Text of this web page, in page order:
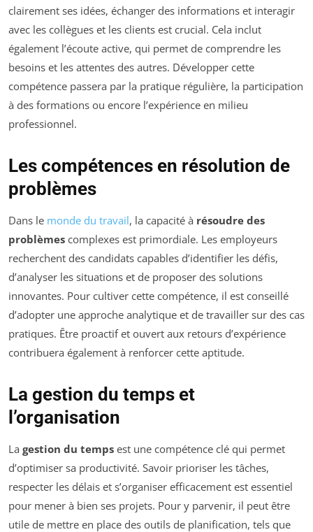
clairement ses idées, échanger des informations et interagir
avec les collègues et les clients est crucial. Cela inclut
également l’écoute active, qui permet de comprendre les
besoins et les attentes des autres. Développer cette
compétence passera par la pratique régulière, la participation
à des formations ou encore l’expérience en milieu
professionnel.
Les compétences en résolution de
problèmes
Dans le monde du travail, la capacité à résoudre des
problèmes complexes est primordiale. Les employeurs
recherchent des candidats capables d’identifier les défis,
d’analyser les situations et de proposer des solutions
innovantes. Pour cultiver cette compétence, il est conseillé
d’adopter une approche analytique et de travailler sur des cas
pratiques. Être proactif et ouvert aux retours d’expérience
contribuera également à renforcer cette aptitude.
La gestion du temps et
l’organisation
La gestion du temps est une compétence clé qui permet
d’optimiser sa productivité. Savoir prioriser les tâches,
respecter les délais et s’organiser efficacement est essentiel
pour mener à bien ses projets. Pour y parvenir, il peut être
utile de mettre en place des outils de planification, tels que